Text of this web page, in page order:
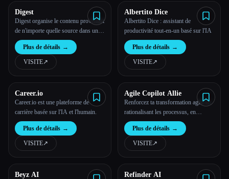
Digest
Digest organise le contenu provenant
de n'importe quelle source dans un e-
mail quotidien personnalisé.
Plus de détails →
VISITE↗︎
Albertito Dice
Albertito Dice : assistant de
productivité tout-en-un basé sur l'IA
Plus de détails →
VISITE↗︎
Career.io
Career.io est une plateforme de
carrière basée sur l'IA et l'humain.
Plus de détails →
VISITE↗︎
Agile Copilot Allie
Renforcez ta transformation agile en
rationalisant les processus, en
améliorant la communication et en
fournissant des informations basées
sur les données.
Plus de détails →
VISITE↗︎
Beyz AI Refinder AI